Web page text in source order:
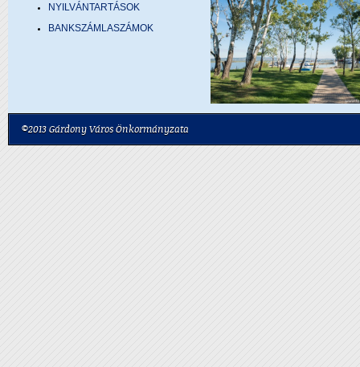
NYILVÁNTARTÁSOK
BANKSZÁMLASZÁMOK
©2013 Gárdony Város Önkormányzata